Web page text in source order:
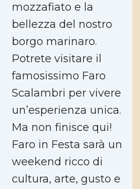
mozzafiato e la
bellezza del nostro
borgo marinaro.
Potrete visitare il
famosissimo Faro
Scalambri per vivere
un’esperienza unica.
Ma non finisce qui!
Faro in Festa sarà un
weekend ricco di
cultura, arte, gusto e